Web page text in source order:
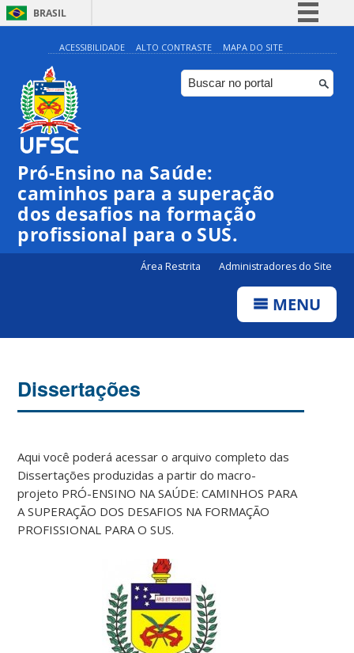
BRASIL
Simplifique!
Comunica BR
Participe
ACESSIBILIDADE ALTO CONTRASTE MAPA DO SITE
Pró-Ensino na Saúde:
caminhos para a superação
dos desafios na formação
profissional para o SUS.
Área Restrita Administradores do Site
MENU
Dissertações
Aqui você poderá acessar o arquivo completo das
Dissertações produzidas a partir do macro-
projeto PRÓ-ENSINO NA SAÚDE: CAMINHOS PARA
A SUPERAÇÃO DOS DESAFIOS NA FORMAÇÃO
PROFISSIONAL PARA O SUS.